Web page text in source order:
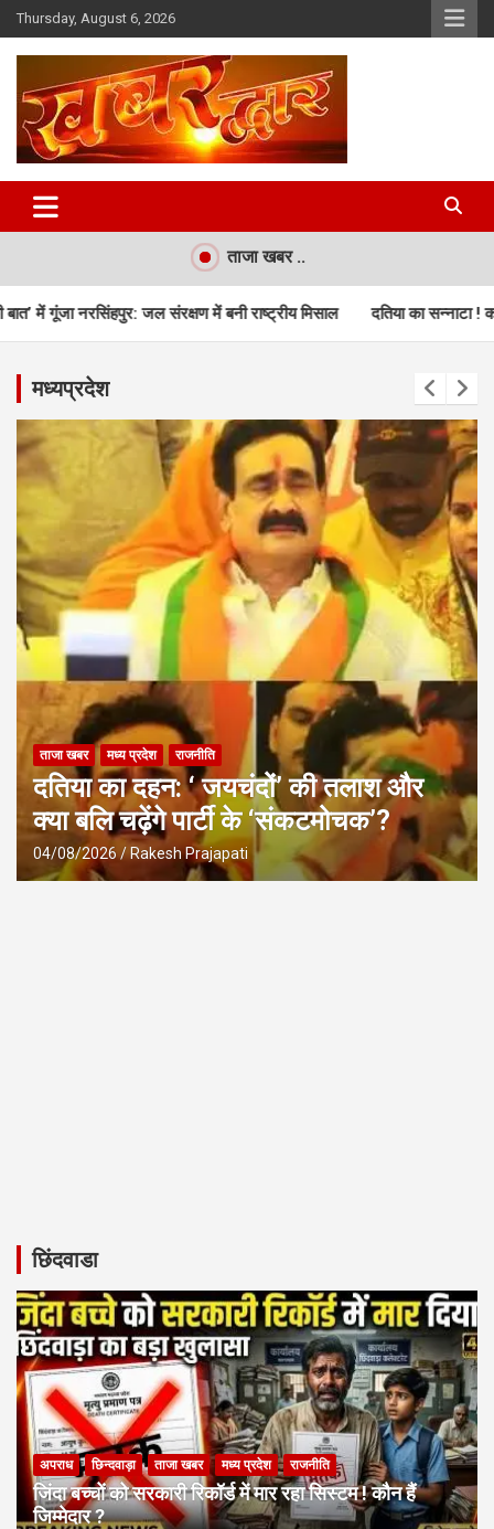
Skip
to
content
Thursday, August 6, 2026
Khabar Dwar
ताजा खबर ..
राष्ट्रीय मिसाल दतिया का सन्नाटा ! कम वोटिंग ने उड़ाई BJP-कांग्रेस के
मध्यप्रदेश
छिन्दवाड़ा ताजा खबर मध्य प्रदेश राजनीति
‘मन की बात’ में गूंजा नरसिंहपुर: जल संरक्षण में
बनी राष्ट्रीय मिसाल
31/07/2026 Rakesh Prajapati
छिंदवाडा
अपराध छिन्दवाड़ा ताजा खबर मध्य प्रदेश राजनीति
जिंदा बच्चों को सरकारी रिकॉर्ड में मार रहा सिस्टम ! कौन हैं
जिम्मेदार ?